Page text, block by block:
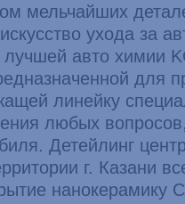
мельчайших
ухода за
авто химии
для
линейку
любых
Детейлинг
г. Казани
нанокерамику